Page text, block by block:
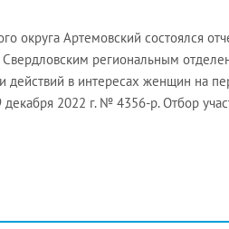
округа Артемовский состоялся
Свердловским региональным
действий в интересах женщин на
2022 г. № 4356-р. Отбор